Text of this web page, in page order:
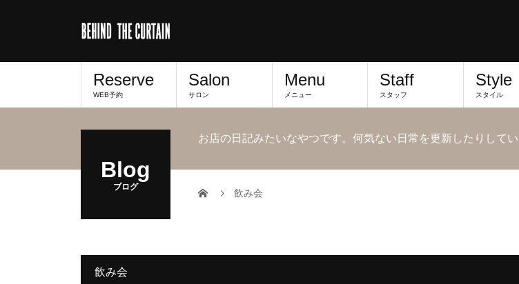
Reserve
WEB予約
Salon
サロン
Menu
メニュー
Staff
スタッフ
Style
スタイル
Blog
ブログ
お店の日記みたいなやつです。何気ない日常を更新したりしてい
飲み会
飲み会